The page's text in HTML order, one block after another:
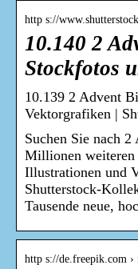
http s://
10.140 2
Stockfotos
10.139 2 Advent
Vektorgrafiken |
Suchen Sie nach
Millionen weiteren
Illustrationen und
Shutterstock-
Tausende neue,
http s://de.freepik.com ›